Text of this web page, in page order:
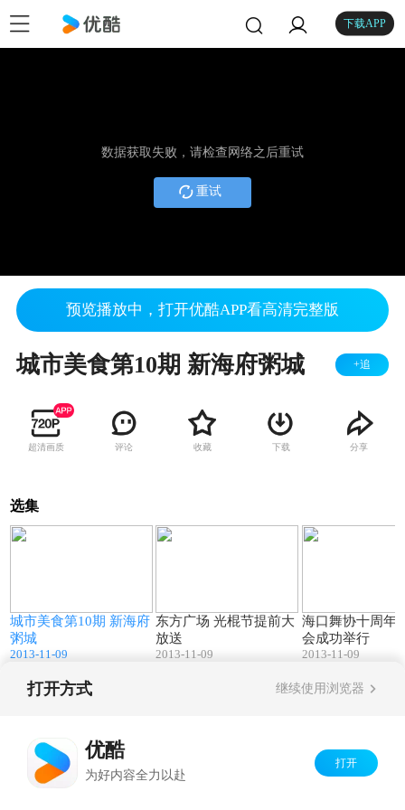
下载APP
数据获取失败，请检查网络之后重试
重试
预览播放中，打开优酷APP看高清完整版
城市美食第10期 新海府粥城 +追
超清画质 评论 收藏 下载 分享
选集
城市美食第10期 新海府
粥城
2013-11-09
东方广场 光棍节提前大
放送
2013-11-09
海口舞协十周年
会成功举行
2013-11-09
打开方式 继续使用浏览器
优酷
为好内容全力以赴
打开